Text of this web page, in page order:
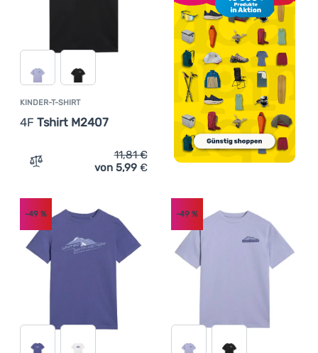
KINDER-T-SHIRT
4F Tshirt M2407
Zum Vergleich 'Kinder-T-Shirt 4F Tshirt M2407'
11,81€
von 5,99 €
-49 % -49%